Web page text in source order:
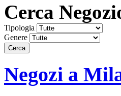
Cerca
Tipologia
Genere
Negozi a